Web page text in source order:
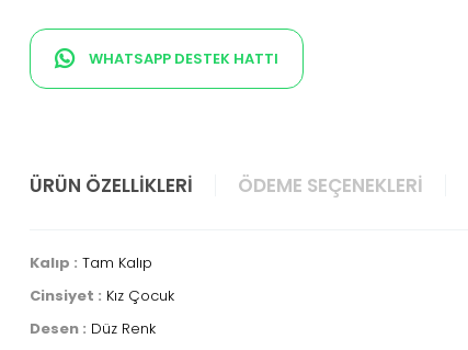
WHATSAPP DESTEK HATTI
ÜRÜN ÖZELLIKLERI ÖDEME SEÇENEKLERI
Kalıp : Tam Kalıp
Cinsiyet : Kız Çocuk
Desen : Düz Renk